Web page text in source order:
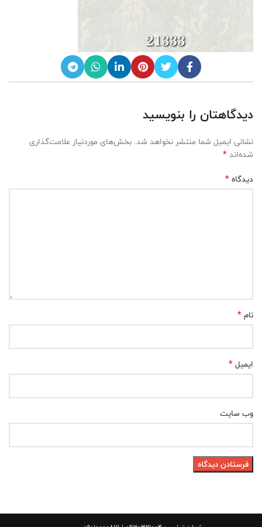
دیدگاهتان را بنویسید
نشانی ایمیل شما منتشر نخواهد شد. بخش‌های موردنیاز علامت‌گذاری
شده‌اند*
دیدگاه*
نام*
ایمیل*
وب‌ سایت